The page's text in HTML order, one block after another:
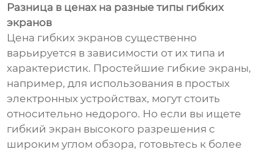
Разница в ценах на разные типы гибких
экранов
Цена гибких экранов существенно
варьируется в зависимости от их типа и
характеристик. Простейшие гибкие экраны,
например, для использования в простых
электронных устройствах, могут стоить
относительно недорого. Но если вы ищете
гибкий экран высокого разрешения с
широким углом обзора, готовьтесь к более